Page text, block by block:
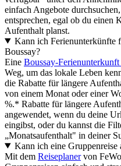
einfach Angebote
entsprechen, egal ob du einen
Aufenthalt planst.
Kann ich Ferienunterkünfte
Boussay?
Eine Boussay-
Weg, um das lokale Leben
die Rabatte für längere
von einem Monat oder einer
%.* Rabatte für längere
angewendet, wenn du deine
eingibst, oder du kannst die
„Monatsaufenthalt" in deiner
Kann ich eine
Mit dem Reiseplanervon